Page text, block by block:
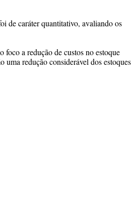
de caráter quantitativo, avaliando os
foco a redução de custos no estoque
uma redução considerável dos estoques